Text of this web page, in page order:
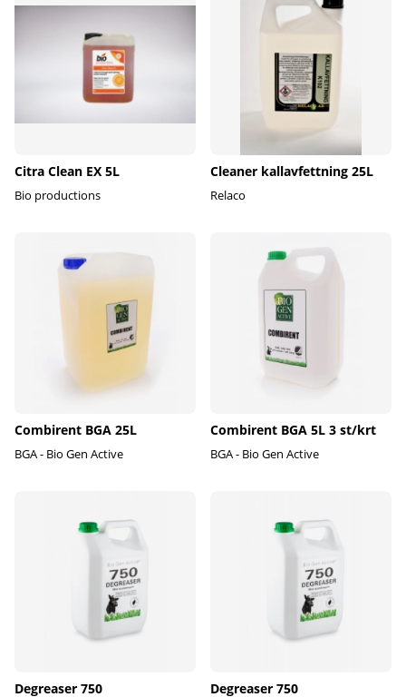
Citra Clean EX 5L
Bio productions
Cleaner kallavfettning 25L
Relaco
Combirent BGA 25L
BGA - Bio Gen Active
Combirent BGA 5L 3 st/krt
BGA - Bio Gen Active
Degreaser 750 Degreaser 750